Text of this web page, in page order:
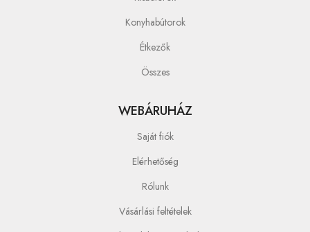
Konyhabútorok
Étkezők
Összes
WEBÁRUHÁZ
Saját fiók
Elérhetőség
Rólunk
Vásárlási feltételek